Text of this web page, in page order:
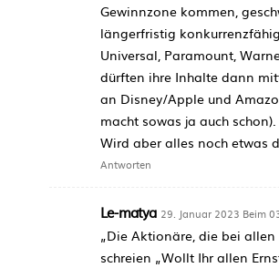
Gewinnzone kommen,
längerfristig
Universal, Paramount,
dürften ihre Inhalte dann
an Disney/Apple und
macht sowas ja auch schon).
Wird aber alles noch etwas
Antworten
Le-matya 29. Januar 2023 Beim
„Die Aktionäre, die bei
schreien „Wollt Ihr allen